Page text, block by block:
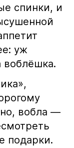
спинки, и
уж
воблёшка.
вобла —
подарки.